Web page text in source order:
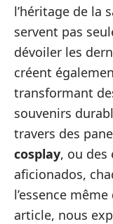
l’héritage de la
servent pas
dévoiler les
créent
transformant
souvenirs
travers des
cosplay, ou des
aficionados,
l’essence même
article, nous